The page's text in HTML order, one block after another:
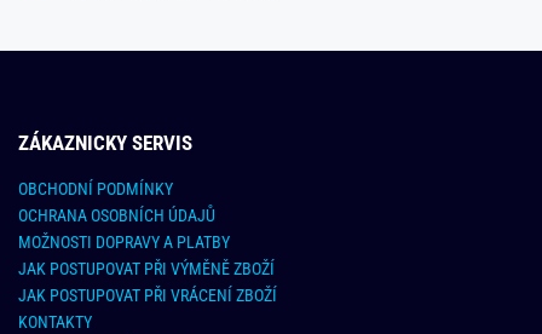
ZÁKAZNICKY SERVIS
OBCHODNÍ PODMÍNKY
OCHRANA OSOBNÍCH ÚDAJŮ
MOŽNOSTI DOPRAVY A PLATBY
JAK POSTUPOVAT PŘI VÝMĚNĚ ZBOŽÍ
JAK POSTUPOVAT PŘI VRÁCENÍ ZBOŽÍ
KONTAKTY